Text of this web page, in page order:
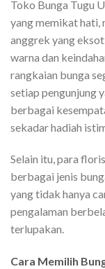
Toko Bunga Tugu
yang memikat hati,
anggrek yang
warna dan
rangkaian bunga
setiap pengunjung
berbagai
sekadar hadiah
Selain itu, para
berbagai jenis
yang tidak hanya
pengalaman
terlupakan.
Cara Memilih